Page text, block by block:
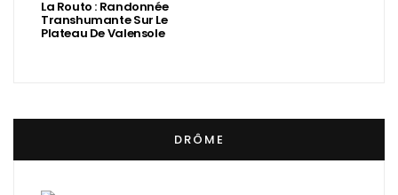
La Routo : Randonnée
Transhumante Sur Le
Plateau De Valensole
DRÔME